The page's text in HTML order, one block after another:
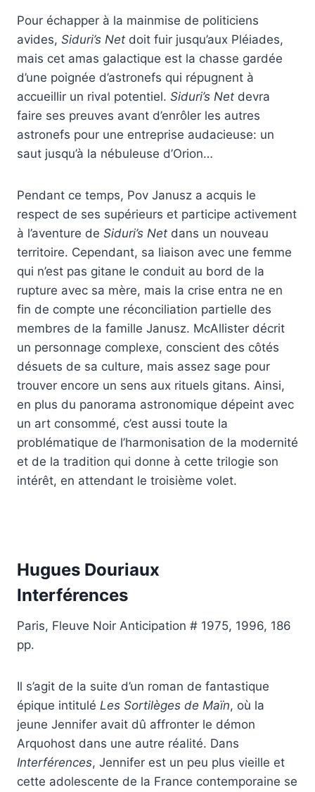
Pour échapper à la mainmise de politiciens
avides, Siduri’s Net doit fuir jusqu’aux Pléiades,
mais cet amas galactique est la chasse gardée
d’une poignée d’astronefs qui répugnent à
accueillir un rival potentiel. Siduri’s Net devra
faire ses preuves avant d’enrôler les autres
astronefs pour une entreprise audacieuse: un
saut jusqu’à la nébuleuse d’Orion…
Pendant ce temps, Pov Janusz a acquis le
respect de ses supérieurs et participe activement
à l’aventure de Siduri’s Net dans un nouveau
territoire. Cependant, sa liaison avec une femme
qui n’est pas gitane le conduit au bord de la
rupture avec sa mère, mais la crise entra ne en
fin de compte une réconciliation partielle des
membres de la famille Janusz. McAllister décrit
un personnage complexe, conscient des côtés
désuets de sa culture, mais assez sage pour
trouver encore un sens aux rituels gitans. Ainsi,
en plus du panorama astronomique dépeint avec
un art consommé, c’est aussi toute la
problématique de l’harmonisation de la modernité
et de la tradition qui donne à cette trilogie son
intérêt, en attendant le troisième volet.
Hugues Douriaux
Interférences
Paris, Fleuve Noir Anticipation # 1975, 1996, 186
pp.
Il s’agit de la suite d’un roman de fantastique
épique intitulé Les Sortilèges de Maïn, où la
jeune Jennifer avait dû affronter le démon
Arquohost dans une autre réalité. Dans
Interférences, Jennifer est un peu plus vieille et
cette adolescente de la France contemporaine se